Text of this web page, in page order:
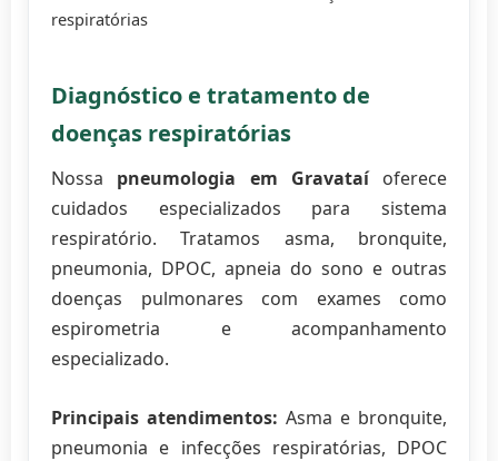
Diagnóstico e tratamento de
doenças respiratórias
Nossa pneumologia em Gravataíoferece
cuidados especializados para sistema
respiratório. Tratamos asma, bronquite,
pneumonia, DPOC, apneia do sono e outras
doenças pulmonares com exames como
espirometria e acompanhamento
especializado.
Principais atendimentos: Asma e bronquite,
pneumonia e infecções respiratórias, DPOC